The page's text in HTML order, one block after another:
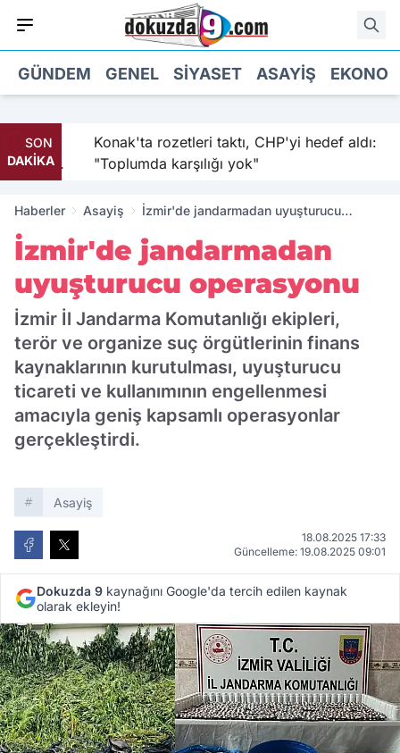
GÜNDEM GENEL SIYASET ASAYIŞ
SON
DAKİKA
kabul
Konak'ta rozetleri taktı, CHP'yi hedef aldı:
"Toplumda karşılığı yok"
Haberler Asayiş
İzmir'de jandarmadan uyuşturucu
İzmir'de jandarmadan
uyuşturucu operasyonu
İzmir İl Jandarma Komutanlığı ekipleri,
terör ve organize suç örgütlerinin finans
kaynaklarının kurutulması, uyuşturucu
ticareti ve kullanımının engellenmesi
amacıyla geniş kapsamlı operasyonlar
gerçekleştirdi.
Asayiş
18.08.2025 17:33
Güncelleme: 19.08.2025 09:01
Dokuzda 9 kaynağını Google'da tercih edilen kaynak
olarak ekleyin!